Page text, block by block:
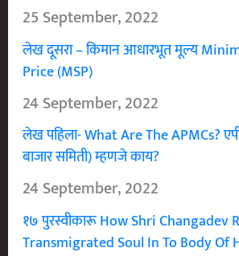
25 September, 2022
लेख दूसरा – किमान आधारभूत मूल्य
Price (MSP)
24 September, 2022
लेख पहिला- What Are The APMCs?
बाजार समिती) म्हणजे काय?
24 September, 2022
१७ पुरस्वीकारू How Shri Changadev
Transmigrated Soul In To Body Of